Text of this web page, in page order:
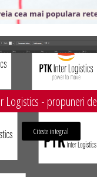
Logistics - propuneri
Citeste integral